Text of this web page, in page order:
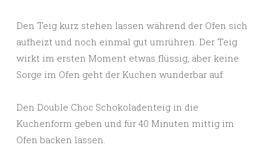
Den Teig kurz stehen lassen während der Ofen sich
aufheizt und noch einmal gut umrühren. Der Teig
wirkt im ersten Moment etwas flüssig, aber keine
Sorge im Ofen geht der Kuchen wunderbar auf.
Den Double Choc Schokoladenteig in die
Kuchenform geben und für 40 Minuten mittig im
Ofen backen lassen.